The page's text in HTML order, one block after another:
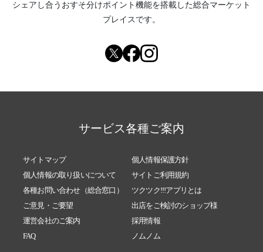
シェアし合う おすそ分けポイント機能を搭載した総合マーケット
プレイスです。
サービス各種ご案内
サイトマップ
個人情報保護方針
個人情報の取り扱いについて
サイトご利用規約
各種お問い合わせ（総合窓口）
ツクツク!!!アプリとは
ご意見・ご要望
出店をご検討のショップ様
運営会社のご案内
採用情報
FAQ
ノムノム